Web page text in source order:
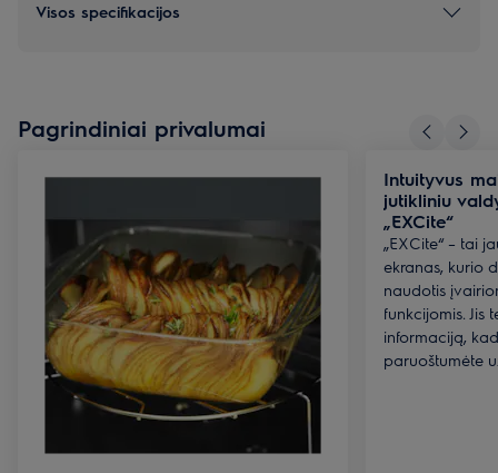
Visos specifikacijos
Pagrindiniai privalumai
Intuityvus
jutikliniu
„EXCite“
„EXCite“ – tai
ekranas, kurio
naudotis
funkcijomis. Jis
informaciją,
paruoštumėte